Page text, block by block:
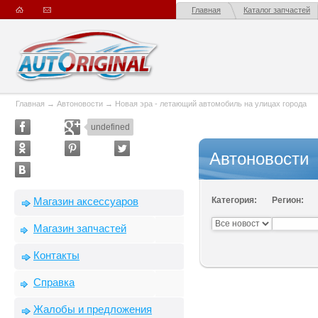
Главная Каталог запчастей
Главная → Автоновости → Новая эра - летающий автомобиль на улицах города
undefined
Магазин аксессуаров
Магазин запчастей
Контакты
Справка
Жалобы и предложения
Автоновости
Категория: Регион: